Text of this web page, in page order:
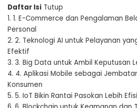
Daftar Isi Tutup
1. 1. E-Commerce dan Pengalaman
Personal
2. 2. Teknologi AI untuk Pelayanan
Efektif
3. 3. Big Data untuk Ambil Keputusan
4. 4. Aplikasi Mobile sebagai
Konsumen
5. 5. IoT Bikin Rantai Pasokan Lebih